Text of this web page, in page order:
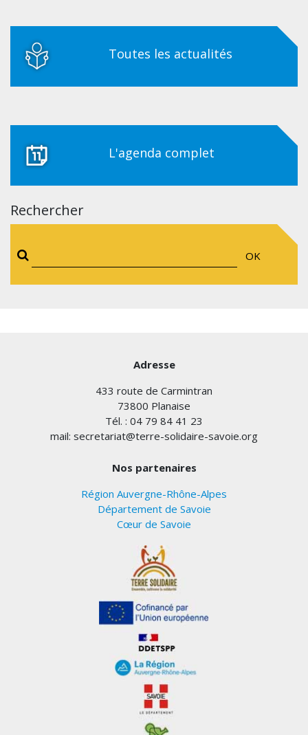
Toutes les actualités
L'agenda complet
Rechercher
OK
Adresse
433 route de Carmintran
73800 Planaise
Tél. : 04 79 84 41 23
mail: secretariat@terre-solidaire-savoie.org
Nos partenaires
Région Auvergne-Rhône-Alpes
Département de Savoie
Cœur de Savoie